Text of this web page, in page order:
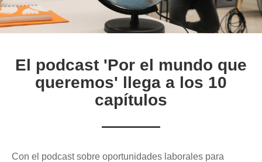
El podcast 'Por el mundo que
queremos' llega a los 10
capítulos
Con el podcast sobre oportunidades laborales para